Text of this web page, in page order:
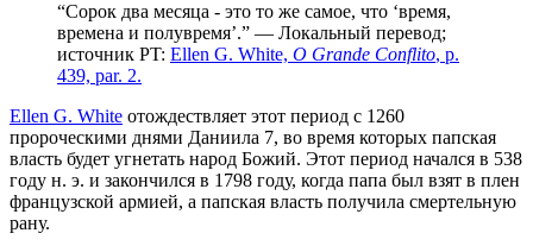
“Сорок два месяца - это то же самое, что ‘время,
времена и полувремя’.” — Локальный перевод;
источник PT: Ellen G. White, O Grande Conflito, p.
439, par. 2.
Ellen G. White отождествляет этот период с 1260
пророческими днями Даниила 7, во время которых папская
власть будет угнетать народ Божий. Этот период начался в 538
году н. э. и закончился в 1798 году, когда папа был взят в плен
французской армией, а папская власть получила смертельную
рану.